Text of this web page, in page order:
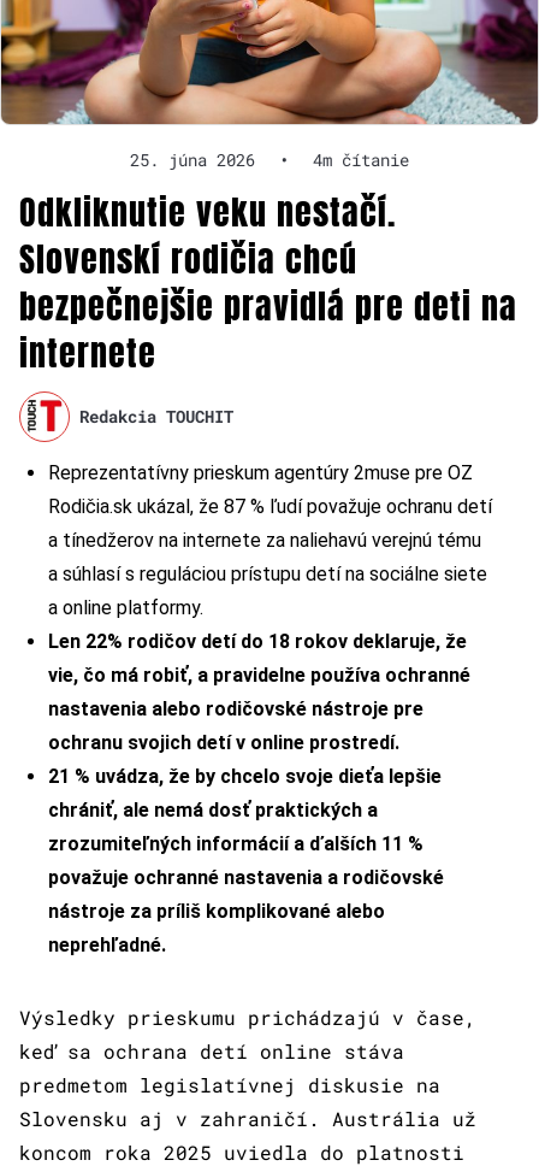
25. júna 2026 • 4m čítanie
Odkliknutie veku nestačí.
Slovenskí rodičia chcú
bezpečnejšie pravidlá pre deti na
internete
Redakcia TOUCHIT
Reprezentatívny prieskum agentúry 2muse pre OZ
Rodičia.sk ukázal, že 87 % ľudí považuje ochranu detí
a tínedžerov na internete za naliehavú verejnú tému
a súhlasí s reguláciou prístupu detí na sociálne siete
a online platformy.
Len 22% rodičov detí do 18 rokov deklaruje, že
vie, čo má robiť, a pravidelne používa ochranné
nastavenia alebo rodičovské nástroje pre
ochranu svojich detí v online prostredí.
21 % uvádza, že by chcelo svoje dieťa lepšie
chrániť, ale nemá dosť praktických a
zrozumiteľných informácií a ďalších 11 %
považuje ochranné nastavenia a rodičovské
nástroje za príliš komplikované alebo
neprehľadné.
Výsledky prieskumu prichádzajú v čase,
keď sa ochrana detí online stáva
predmetom legislatívnej diskusie na
Slovensku aj v zahraničí. Austrália už
koncom roka 2025 uviedla do platnosti